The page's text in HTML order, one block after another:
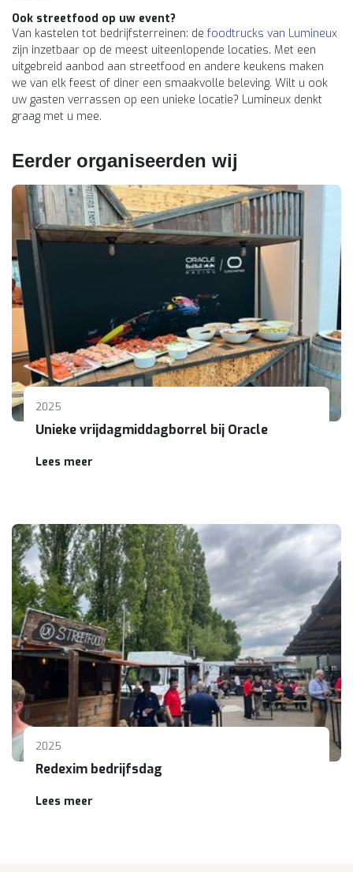
Ook streetfood op uw event?
Van kastelen tot bedrijfsterreinen: de foodtrucks van Lumineux
zijn inzetbaar op de meest uiteenlopende locaties. Met een
uitgebreid aanbod aan streetfood en andere keukens maken
we van elk feest of diner een smaakvolle beleving. Wilt u ook
uw gasten verrassen op een unieke locatie? Lumineux denkt
graag met u mee.
Eerder organiseerden wij
2025
Unieke vrijdagmiddagborrel bij Oracle
Lees meer
2025
Redexim bedrijfsdag
Lees meer